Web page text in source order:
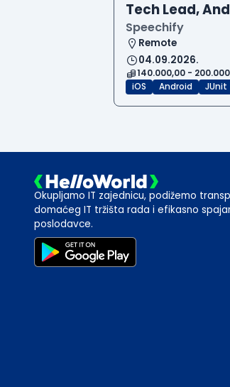
Tech Lead,
Speechify
Remote
04.09.2026.
140.000,00 -
iOS
Android JUnit
Okupljamo IT zajednicu, podižemo
domaćeg IT tržišta rada i efikasno
poslodavce.